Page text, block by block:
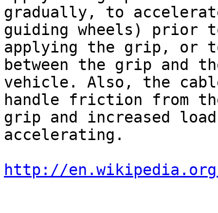
gradually, to
guiding wheels) prior
applying the grip, or
between the grip and
vehicle. Also, the
handle friction from
grip and increased
accelerating.
http://